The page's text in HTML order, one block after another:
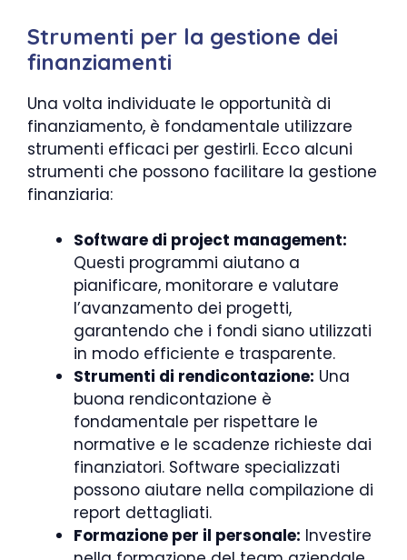
Strumenti per la gestione dei
finanziamenti
Una volta individuate le opportunità di
finanziamento, è fondamentale utilizzare
strumenti efficaci per gestirli. Ecco alcuni
strumenti che possono facilitare la gestione
finanziaria:
Software di project management:
Questi programmi aiutano a
pianificare, monitorare e valutare
l’avanzamento dei progetti,
garantendo che i fondi siano utilizzati
in modo efficiente e trasparente.
Strumenti di rendicontazione: Una
buona rendicontazione è
fondamentale per rispettare le
normative e le scadenze richieste dai
finanziatori. Software specializzati
possono aiutare nella compilazione di
report dettagliati.
Formazione per il personale: Investire